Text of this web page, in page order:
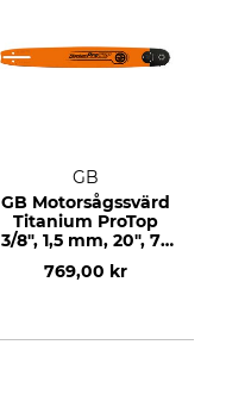
GB
GB Motorsågssvärd
Titanium ProTop
3/8", 1,5 mm, 20", 72
769,00 kr